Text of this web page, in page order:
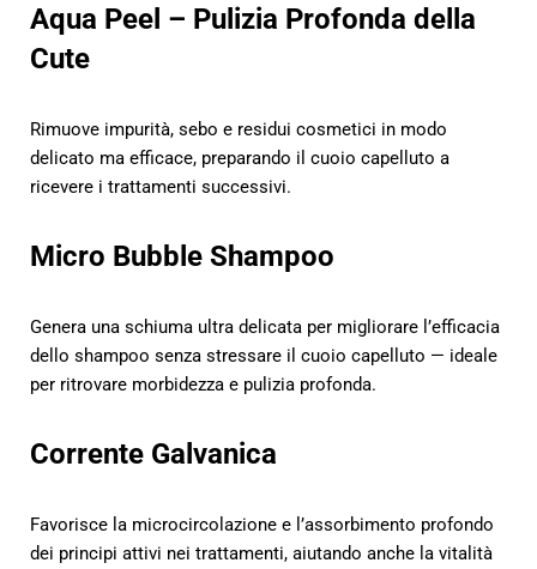
Aqua Peel – Pulizia Profonda della
Cute
Rimuove impurità, sebo e residui cosmetici in modo
delicato ma efficace, preparando il cuoio capelluto a
ricevere i trattamenti successivi.
Micro Bubble Shampoo
Genera una schiuma ultra delicata per migliorare l’efficacia
dello shampoo senza stressare il cuoio capelluto — ideale
per ritrovare morbidezza e pulizia profonda.
Corrente Galvanica
Favorisce la microcircolazione e l’assorbimento profondo
dei principi attivi nei trattamenti, aiutando anche la vitalità